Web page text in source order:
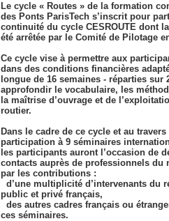
Le cycle « Routes » de la formation
des Ponts ParisTech s’inscrit pour
continuité du cycle CESROUTE dont
été arrêtée par le Comité de Pilotage
Ce cycle vise à permettre aux
dans des conditions financières
longue de 16 semaines - réparties sur
approfondir le vocabulaire, les
la maîtrise d’ouvrage et de
routier.
Dans le cadre de ce cycle et au
participation à 9 séminaires
les participants auront l’occasion de
contacts auprès de professionnels du
par les contributions :
d’une multiplicité d’intervenants du
public et privé français,
des autres cadres français ou
ces séminaires.